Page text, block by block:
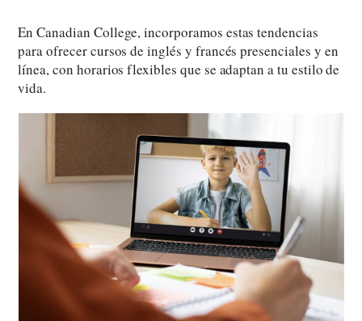
En Canadian College, incorporamos estas tendencias
para ofrecer cursos de inglés y francés presenciales y en
línea, con horarios flexibles que se adaptan a tu estilo de
vida.